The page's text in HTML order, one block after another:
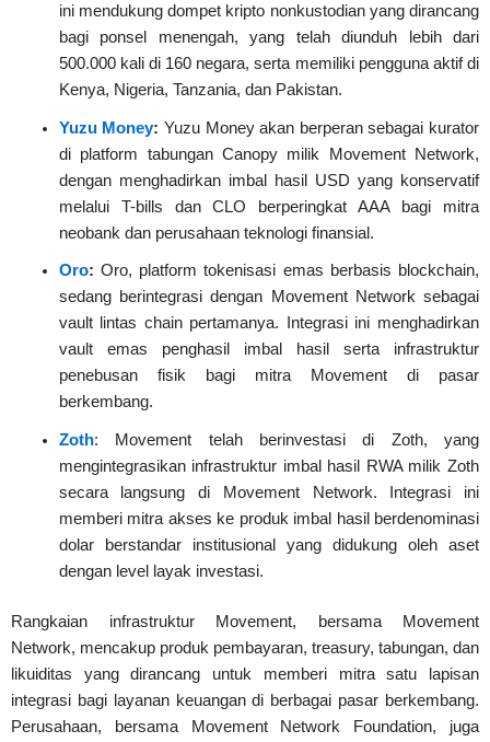
ini mendukung dompet kripto nonkustodian yang dirancang
bagi ponsel menengah, yang telah diunduh lebih dari
500.000 kali di 160 negara, serta memiliki pengguna aktif di
Kenya, Nigeria, Tanzania, dan Pakistan.
Yuzu Money: Yuzu Money akan berperan sebagai kurator
di platform tabungan Canopy milik Movement Network,
dengan menghadirkan imbal hasil USD yang konservatif
melalui T-bills dan CLO berperingkat AAA bagi mitra
neobank dan perusahaan teknologi finansial.
Oro: Oro, platform tokenisasi emas berbasis blockchain,
sedang berintegrasi dengan Movement Network sebagai
vault lintas chain pertamanya. Integrasi ini menghadirkan
vault emas penghasil imbal hasil serta infrastruktur
penebusan fisik bagi mitra Movement di pasar
berkembang.
Zoth: Movement telah berinvestasi di Zoth, yang
mengintegrasikan infrastruktur imbal hasil RWA milik Zoth
secara langsung di Movement Network. Integrasi ini
memberi mitra akses ke produk imbal hasil berdenominasi
dolar berstandar institusional yang didukung oleh aset
dengan level layak investasi.
Rangkaian infrastruktur Movement, bersama Movement
Network, mencakup produk pembayaran, treasury, tabungan, dan
likuiditas yang dirancang untuk memberi mitra satu lapisan
integrasi bagi layanan keuangan di berbagai pasar berkembang.
Perusahaan, bersama Movement Network Foundation, juga